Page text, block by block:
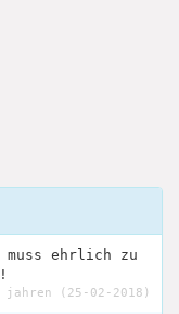
muss ehrlich zu
(25-02-2018)